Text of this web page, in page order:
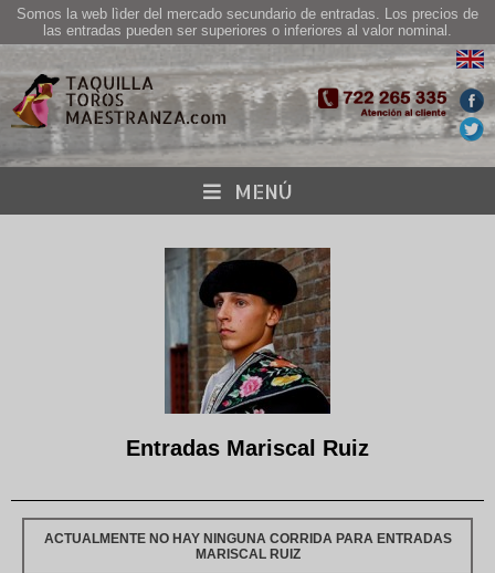
Somos la web lìder del mercado secundario de entradas. Los precios de
las entradas pueden ser superiores o inferiores al valor nominal.
MENÚ
Entradas Mariscal Ruiz
ACTUALMENTE NO HAY NINGUNA CORRIDA PARA ENTRADAS
MARISCAL RUIZ